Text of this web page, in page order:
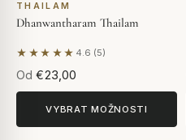
THAILAM
Dhanwantharam Thailam
★★★★★ 4.6 (5)
Na základě 5 hodnocení
Od €23,00
VYBRAT MOŽNOSTI